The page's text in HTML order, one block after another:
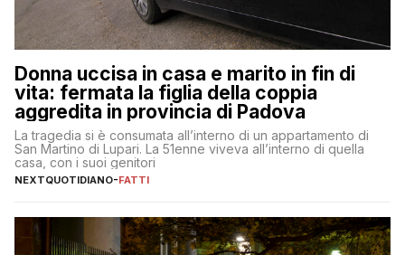
Donna uccisa in casa e marito in fin di
vita: fermata la figlia della coppia
aggredita in provincia di Padova
La tragedia si è consumata all’interno di un appartamento di
San Martino di Lupari. La 51enne viveva all’interno di quella
casa, con i suoi genitori
NEXTQUOTIDIANO-FATTI